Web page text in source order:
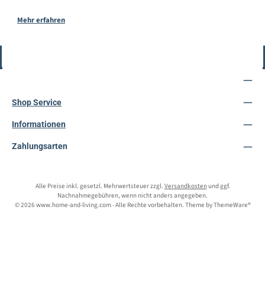
Mehr erfahren
Shop Service
Informationen
Zahlungsarten
Alle Preise inkl. gesetzl. Mehrwertsteuer zzgl. Versandkostenund ggf.
Nachnahmegebühren, wenn nicht anders angegeben.
© 2026 www.home-and-living.com - Alle Rechte vorbehalten. Theme byThemeWare®